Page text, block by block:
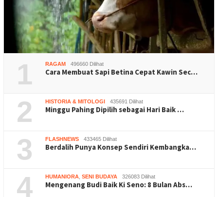
1 RAGAM 496660 Dilihat
Cara Membuat Sapi Betina Cepat Kawin Sec…
2 HISTORIA & MITOLOGI 435691 Dilihat
Minggu Pahing Dipilih sebagai Hari Baik …
3 FLASHNEWS 433465 Dilihat
Berdalih Punya Konsep Sendiri Kembangka…
4 HUMANIORA SENI BUDAYA 326083 Dilihat
Mengenang Budi Baik Ki Seno: 8 Bulan Abs…